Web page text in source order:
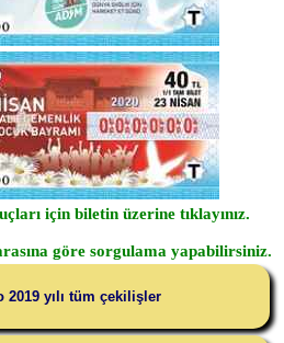
için biletin üzerine tıklayınız.
göre sorgulama yapabilirsiniz.
2019 yılı tüm çekilişler